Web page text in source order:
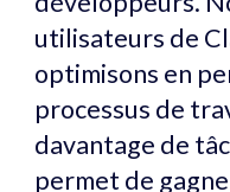
utilisateurs de
optimisons en
processus de
davantage de
permet de